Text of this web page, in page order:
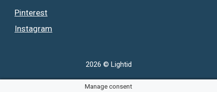
Pinterest
Instagram
2026 © Lightid
Manage consent